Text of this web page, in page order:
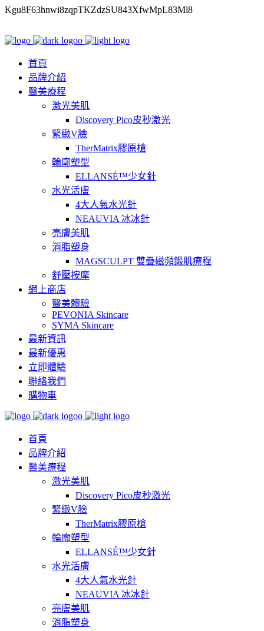
Kgu8F63hnwi8zqpTKZdzSU843XfwMpL83Ml8
首頁
品牌介紹
醫美療程
激光美肌
Discovery Pico皮秒激光
緊緻V臉
TherMatrix膠原槍
輪廓塑型
ELLANSÉ™少女針
水光活膚
4大人氣水光針
NEAUVIA 冰冰針
亮膚美肌
消脂塑身
MAGSCULPT 雙疊磁頻鍛肌療程
舒壓按摩
網上商店
醫美體驗
PEVONIA Skincare
SYMA Skincare
最新資訊
最新優惠
立即體驗
聯絡我們
購物車
首頁
品牌介紹
醫美療程
激光美肌
Discovery Pico皮秒激光
緊緻V臉
TherMatrix膠原槍
輪廓塑型
ELLANSÉ™少女針
水光活膚
4大人氣水光針
NEAUVIA 冰冰針
亮膚美肌
消脂塑身